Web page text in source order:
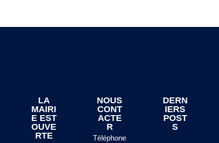
LA
MAIRI
E EST
OUVE
RTE
NOUS
CONT
ACTE
R
Téléphone
DERN
IERS
POST
S